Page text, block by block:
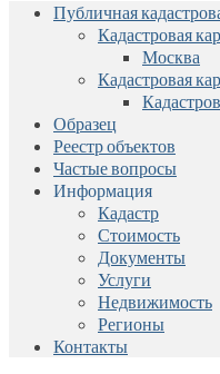
Публичная
Кадастровая
Москва
Кадастровая
Образец
Реестр объектов
Частые вопросы
Информация
Кадастр
Стоимость
Документы
Услуги
Недвижимость
Регионы
Контакты